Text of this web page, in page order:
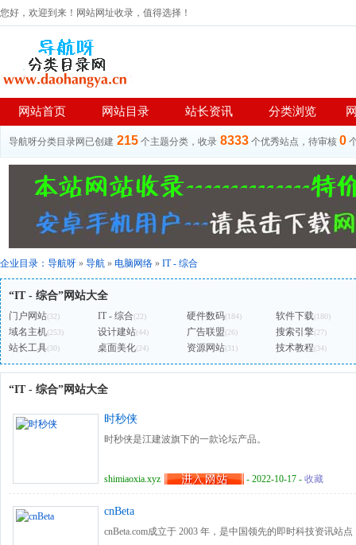
您好，欢迎到来！网站网址收录，值得选择！
网站首页 网站目录 站长资讯 分类浏览
导航呀分类目录网已创建 215 个主题分类，收录 8333 个优秀站点，待审核 0
企业目录： 导航呀 » 导航 » 电脑网络 » IT - 综合
“IT - 综合”网站大全
门户网站(32) IT - 综合(22) 硬件数码(184) 软件下载(180)
域名主机(253) 设计建站(44) 广告联盟(26) 搜索引擎(27)
站长工具(30) 桌面美化(24) 资源网站(31) 技术教程(34)
“IT - 综合”网站大全
时秒侠
时秒侠是江建波旗下的一款论坛产品。
shimiaoxia.xyz - 2022-10-17 - 收藏
cnBeta
cnBeta.com成立于 2003 年，是中国领先的即时科技资讯站